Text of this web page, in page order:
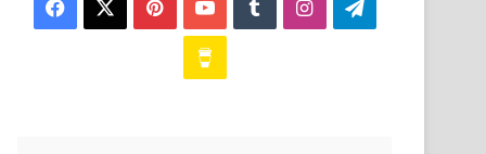
Facebook PinterestYouTubeTumblrInstagramTelegram